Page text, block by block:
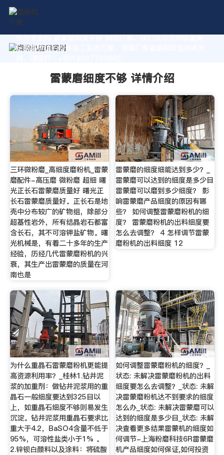
作为专业的 雷蒙磨细度不够 制造厂家，我们致力于为您量身
定制高价值的粉体加工系统方案。获取厂家直销报价及技术支
雷蒙磨细度不够 详情介绍
三环微粉磨_高细度磨粉机_雷蒙
磨配件-高压磨 微粉磨 超细 曙
光正长石雷蒙磨质量好 曙光正
长石雷蒙磨质量好。正长石是地
壳中分布较广的矿物组，除部分
超基性岩外，所有结晶岩石都富
含长石，其不可溶钾盐矿物。曙
光机械是，有着二十多年的生产
经验，历经几代雷蒙磨粉机的兴
衰，其生产出雷蒙磨的质量在河
南也是
雷蒙磨的细度细能达到多少？_
雷蒙磨可以达到的细度是多少目
雷蒙磨可以磨到多少细度？ 影
响雷蒙磨产品细度的原因有哪
些？ 如何调整雷蒙磨粉机的细
度？ 雷蒙磨粉机的出料细度要
怎么去调整？ 4 怎样调节雷蒙
磨粉机的出料细度 12
为什么重晶石雷蒙磨粉机更能提
高资源利用率？_桂林1.钻井泥
浆的加重剂：做钻井泥浆用的重
晶石一般细度要达到325目以
上，如重晶石细度不够则易发生
沉淀。钻井泥浆用重晶石要求比
重大于4.2，BaSO4含量不低于
95%，可溶性盐类小于1% 。
2.锌钡白颜料以及涂料：将硫酸
如何调整雷蒙磨粉机的细度？_
状态: 未解决雷蒙磨粉机的出料
细度要怎么去调整？_状态: 未解
决雷蒙磨粉机达不到要求的细度
怎么办_状态: 未解决雷蒙磨可以
达到的细度是多少目_状态: 未解
决查看更多结果雷蒙机的细度如
何调节-上海粉磨科技6R雷蒙磨
机产品细度如何保证,如何投资